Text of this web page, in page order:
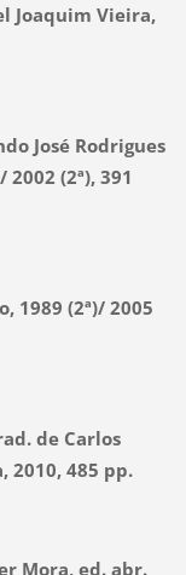
Joaquim Vieira,
José Rodrigues
2002 (2ª), 391
1989 (2ª)/ 2005
de Carlos
2010, 485 pp.
Mora, ed. abr.